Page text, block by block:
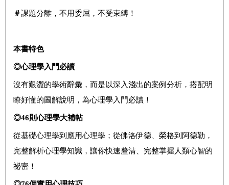
＃課題分離，不用委屈，不受束縛！
本書特色
◎心理學入門必讀
沒有艱澀的學術辭彙，而是以深入淺出的案例分析，搭配明
瞭好懂的圖解說明，為心理學入門必讀！
◎46則心理學大補帖
從基礎心理學到應用心理學；從佛洛伊德、榮格到阿德勒，
完整解析心理學知識，讓你快速釐清、完整掌握人類心智的
祕密！